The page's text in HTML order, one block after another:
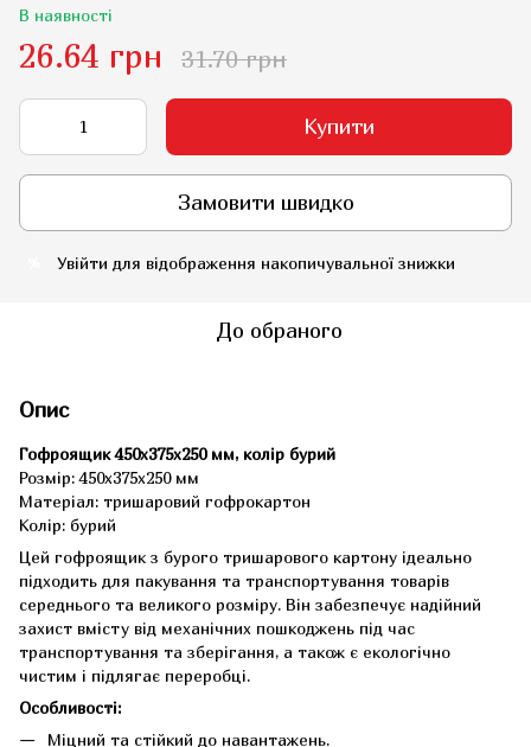
В наявності
26.64 грн 31.70 грн
Купити
Замовити швидко
Увійти для відображення накопичувальної знижки
До обраного
Опис
Гофроящик 450x375x250 мм, колір бурий
Розмір: 450x375x250 мм
Матеріал: тришаровий гофрокартон
Колір: бурий
Цей гофроящик з бурого тришарового картону ідеально
підходить для пакування та транспортування товарів
середнього та великого розміру. Він забезпечує надійний
захист вмісту від механічних пошкоджень під час
транспортування та зберігання, а також є екологічно
чистим і підлягає переробці.
Особливості:
Міцний та стійкий до навантажень.